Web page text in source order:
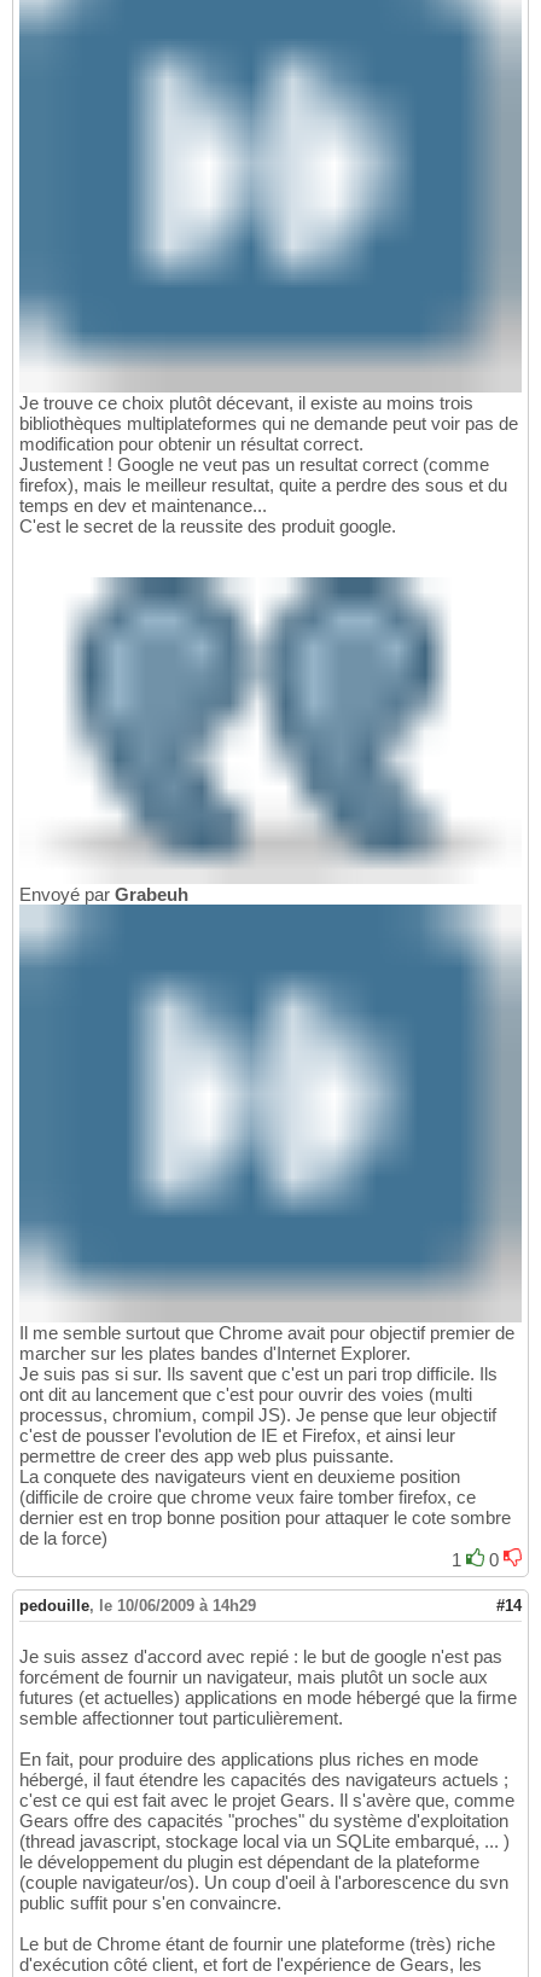
Je trouve ce choix plutôt décevant, il existe au moins trois
bibliothèques multiplateformes qui ne demande peut voir pas de
modification pour obtenir un résultat correct.
Justement ! Google ne veut pas un resultat correct (comme
firefox), mais le meilleur resultat, quite a perdre des sous et du
temps en dev et maintenance...
C'est le secret de la reussite des produit google.
Envoyé par Grabeuh
Il me semble surtout que Chrome avait pour objectif premier de
marcher sur les plates bandes d'Internet Explorer.
Je suis pas si sur. Ils savent que c'est un pari trop difficile. Ils
ont dit au lancement que c'est pour ouvrir des voies (multi
processus, chromium, compil JS). Je pense que leur objectif
c'est de pousser l'evolution de IE et Firefox, et ainsi leur
permettre de creer des app web plus puissante.
La conquete des navigateurs vient en deuxieme position
(difficile de croire que chrome veux faire tomber firefox, ce
dernier est en trop bonne position pour attaquer le cote sombre
de la force)
1
0
pedouille, le 10/06/2009 à 14h29 #14
Je suis assez d'accord avec repié : le but de google n'est pas
forcément de fournir un navigateur, mais plutôt un socle aux
futures (et actuelles) applications en mode hébergé que la firme
semble affectionner tout particulièrement.
En fait, pour produire des applications plus riches en mode
hébergé, il faut étendre les capacités des navigateurs actuels ;
c'est ce qui est fait avec le projet Gears. Il s'avère que, comme
Gears offre des capacités "proches" du système d'exploitation
(thread javascript, stockage local via un SQLite embarqué, ... )
le développement du plugin est dépendant de la plateforme
(couple navigateur/os). Un coup d'oeil à l'arborescence du svn
public suffit pour s'en convaincre.
Le but de Chrome étant de fournir une plateforme (très) riche
d'exécution côté client, et fort de l'expérience de Gears, les